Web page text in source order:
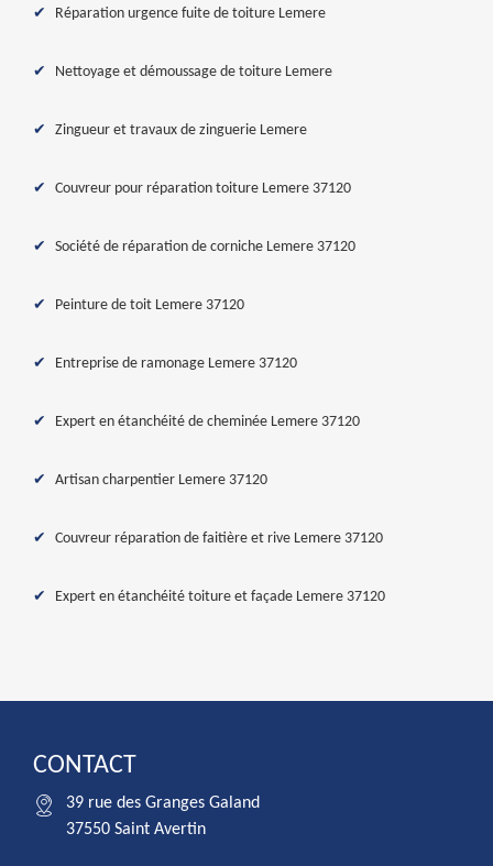
Réparation urgence fuite de toiture Lemere
Nettoyage et démoussage de toiture Lemere
Zingueur et travaux de zinguerie Lemere
Couvreur pour réparation toiture Lemere 37120
Société de réparation de corniche Lemere 37120
Peinture de toit Lemere 37120
Entreprise de ramonage Lemere 37120
Expert en étanchéité de cheminée Lemere 37120
Artisan charpentier Lemere 37120
Couvreur réparation de faitière et rive Lemere 37120
Expert en étanchéité toiture et façade Lemere 37120
CONTACT
39 rue des Granges Galand
37550 Saint Avertin